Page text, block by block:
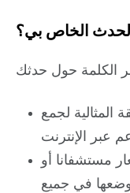
لجمع
مستشفانا أو
في جميع